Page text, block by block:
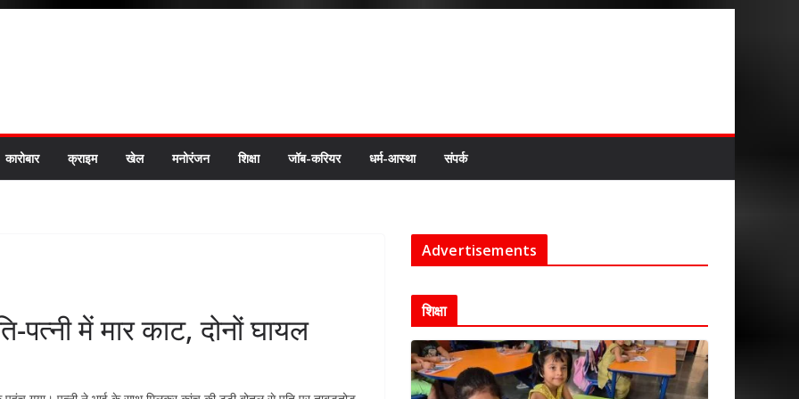
कारोबार क्राइम खेल मनोरंजन शिक्षा जॉब-करियर धर्म-आस्था संपर्क
पत्नी में मार काट, दोनों घायल
Advertisements
शिक्षा